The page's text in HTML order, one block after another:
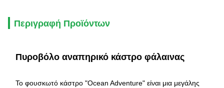
Περιγραφή Προϊόντων
Πυροβόλο αναπηρικό κάστρο φάλαινας
Το φουσκωτό κάστρο "Ocean Adventure" είναι μια μεγάλης